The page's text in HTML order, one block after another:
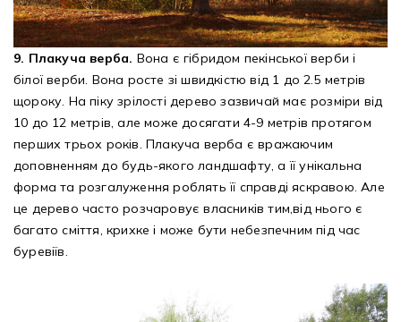
9. Плакуча верба. Вона є гібридом пекінської верби і
білої верби. Вона росте зі швидкістю від 1 до 2.5 метрів
щороку. На піку зрілості дерево зазвичай має розміри від
10 до 12 метрів, але може досягати 4-9 метрів протягом
перших трьох років. Плакуча верба є вражаючим
доповненням до будь-якого ландшафту, а її унікальна
форма та розгалуження роблять її справді яскравою. Але
це дерево часто розчаровує власників тим,від нього є
багато сміття, крихке і може бути небезпечним під час
буревіїв.